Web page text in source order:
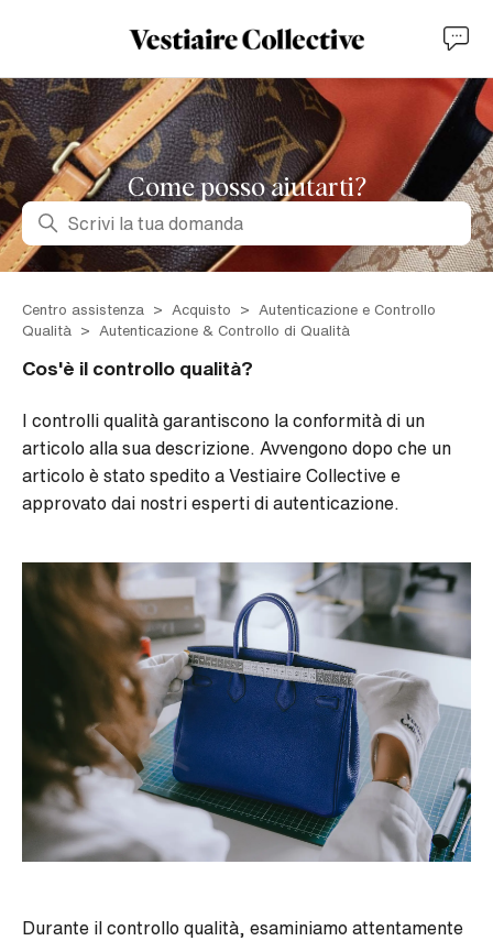
Come posso aiutarti?
Ricerca
Centro assistenza Acquisto
Autenticazione e Controllo
Qualità
Autenticazione & Controllo di Qualità
Cos'è il controllo qualità?
I controlli qualità garantiscono la conformità di un
articolo alla sua descrizione. Avvengono dopo che un
articolo è stato spedito a Vestiaire Collective e
approvato dai nostri esperti di autenticazione.
Durante il controllo qualità, esaminiamo attentamente